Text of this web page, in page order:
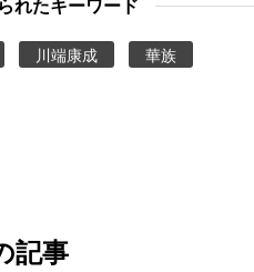
川端康成
華族
記事